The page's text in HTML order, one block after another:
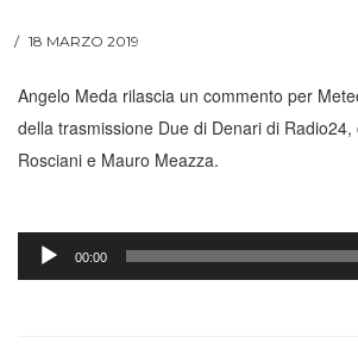
18 MARZO 2019
Angelo Meda rilascia un commento per
della trasmissione Due di Denari di
Rosciani e Mauro Meazza.
Audio
Player
00:00